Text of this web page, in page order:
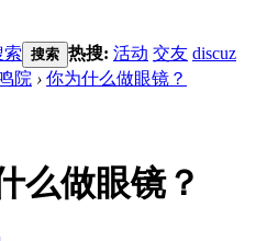
索 搜索 热搜: 活动 交友 discuz
院 › 你为什么做眼镜？
么做眼镜？